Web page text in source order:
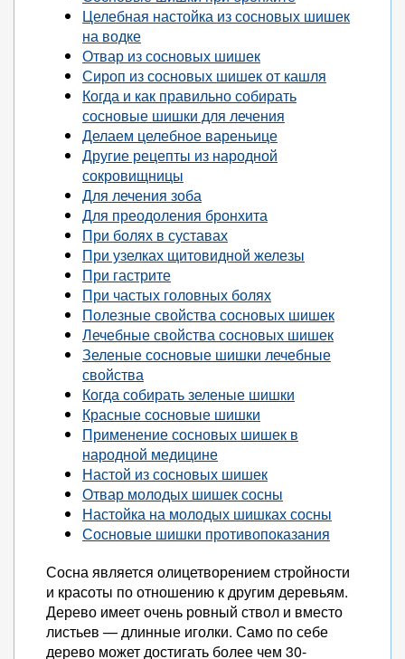
Целебная настойка из сосновых шишек
на водке
Отвар из сосновых шишек
Сироп из сосновых шишек от кашля
Когда и как правильно собирать
сосновые шишки для лечения
Делаем целебное вареньице
Другие рецепты из народной
сокровищницы
Для лечения зоба
Для преодоления бронхита
При болях в суставах
При узелках щитовидной железы
При гастрите
При частых головных болях
Полезные свойства сосновых шишек
Лечебные свойства сосновых шишек
Зеленые сосновые шишки лечебные
свойства
Когда собирать зеленые шишки
Красные сосновые шишки
Применение сосновых шишек в
народной медицине
Настой из сосновых шишек
Отвар молодых шишек сосны
Настойка на молодых шишках сосны
Сосновые шишки противопоказания
Сосна является олицетворением стройности
и красоты по отношению к другим деревьям.
Дерево имеет очень ровный ствол и вместо
листьев — длинные иголки. Само по себе
дерево может достигать более чем 30-